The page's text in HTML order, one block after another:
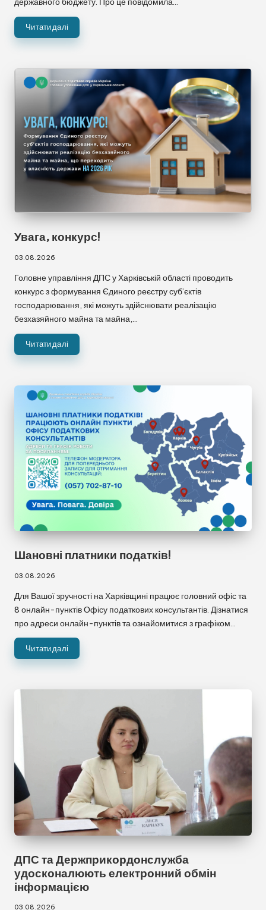
Читати далі
Увага, конкурс!
03.08.2026
Головне управління ДПС у Харківській області проводить
конкурс з формування Єдиного реєстру суб’єктів
господарювання, які можуть здійснювати реалізацію
безхазяйного майна та майна,…
Читати далі
Шановні платники податків!
03.08.2026
Для Вашої зручності на Харківщині працює головний офіс та
8 онлайн-пунктів Офісу податкових консультантів. Дізнатися
про адреси онлайн-пунктів та ознайомитися з графіком…
Читати далі
ДПС та Держприкордонслужба
удосконалюють електронний обмін
інформацією
03.08.2026